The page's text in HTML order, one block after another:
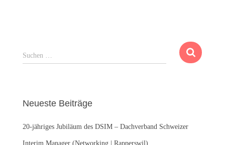
S
u
n
a
c
Suchen …
Neueste Beiträge
20-jähriges Jubiläum des DSIM – Dachverband Schweizer
Interim Manager (Networking | Rapperswil)